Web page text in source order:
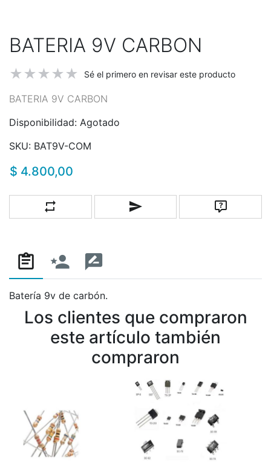
BATERIA 9V CARBON
Sé el primero en revisar este producto
BATERIA 9V CARBON
Disponibilidad: Agotado
SKU: BAT9V-COM
$ 4.800,00
Añadir a la lista de comparaciónEscribe un correo a un amigo
Pregunta
Batería 9v de carbón.
Los clientes que compraron
este artículo también
compraron